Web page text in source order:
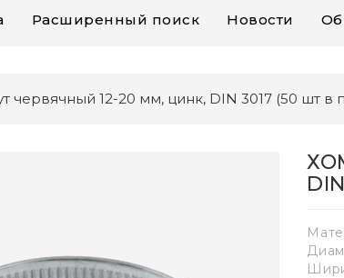
Расширенный поиск Новости
червячный 12-20 мм, цинк, DIN 3017 (50 шт в